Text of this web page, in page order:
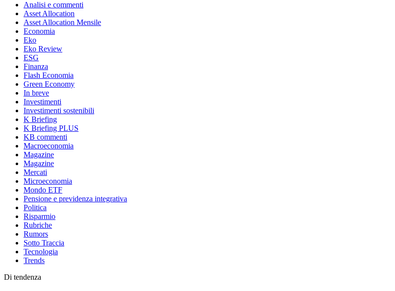
Analisi e commenti
Asset Allocation
Asset Allocation Mensile
Economia
Eko
Eko Review
ESG
Finanza
Flash Economia
Green Economy
In breve
Investimenti
Investimenti sostenibili
K Briefing
K Briefing PLUS
KB commenti
Macroeconomia
Magazine
Magazine
Mercati
Microeconomia
Mondo ETF
Pensione e previdenza integrativa
Politica
Risparmio
Rubriche
Rumors
Sotto Traccia
Tecnologia
Trends
Di tendenza